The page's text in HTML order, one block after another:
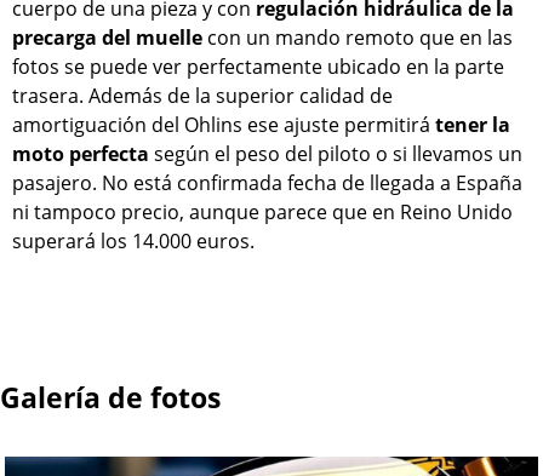
cuerpo de una pieza y con regulación hidráulica de la
precarga del muelle con un mando remoto que en las
fotos se puede ver perfectamente ubicado en la parte
trasera. Además de la superior calidad de
amortiguación del Ohlins ese ajuste permitirá tener la
moto perfecta según el peso del piloto o si llevamos un
pasajero. No está confirmada fecha de llegada a España
ni tampoco precio, aunque parece que en Reino Unido
superará los 14.000 euros.
Galería de fotos